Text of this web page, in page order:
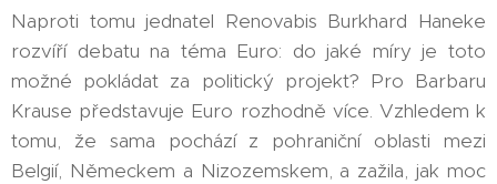
Naproti tomu jednatel Renovabis Burkhard Haneke
rozvíří debatu na téma Euro: do jaké míry je toto
možné pokládat za politický projekt? Pro Barbaru
Krause představuje Euro rozhodně více. Vzhledem k
tomu, že sama pochází z pohraniční oblasti mezi
Belgií, Německem a Nizozemskem, a zažila, jak moc